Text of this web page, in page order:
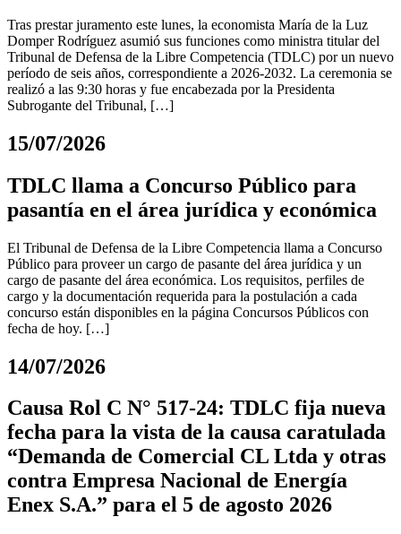
Tras prestar juramento este lunes, la economista María de la Luz
Domper Rodríguez asumió sus funciones como ministra titular del
Tribunal de Defensa de la Libre Competencia (TDLC) por un nuevo
período de seis años, correspondiente a 2026-2032. La ceremonia se
realizó a las 9:30 horas y fue encabezada por la Presidenta
Subrogante del Tribunal, […]
15/07/2026
TDLC llama a Concurso Público para
pasantía en el área jurídica y económica
El Tribunal de Defensa de la Libre Competencia llama a Concurso
Público para proveer un cargo de pasante del área jurídica y un
cargo de pasante del área económica. Los requisitos, perfiles de
cargo y la documentación requerida para la postulación a cada
concurso están disponibles en la página Concursos Públicos con
fecha de hoy. […]
14/07/2026
Causa Rol C N° 517-24: TDLC fija nueva
fecha para la vista de la causa caratulada
“Demanda de Comercial CL Ltda y otras
contra Empresa Nacional de Energía
Enex S.A.” para el 5 de agosto 2026